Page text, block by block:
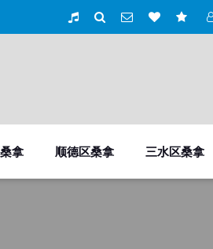
拿 顺德区桑拿 三水区桑拿